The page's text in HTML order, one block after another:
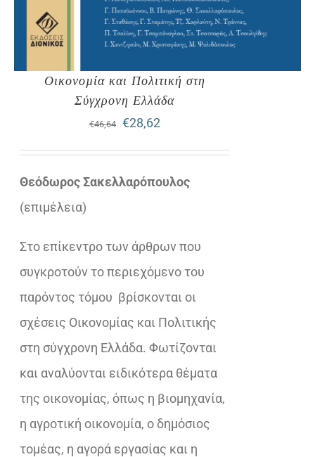
Οικονοµία και Πολιτική στη
Σύγχρονη Ελλάδα
€46,64
Original
price
was:
€28,62Η
τρέχουσα
Θεόδωρος Σακελλαρόπουλος
(επιµέλεια)
Στο επίκεντρο των άρθρων που
συγκροτούν το περιεχόμενο του
παρόντος τόμου βρίσκονται οι
σχέσεις Οικονομίας και Πολιτικής
στη σύγχρονη Ελλάδα. Φωτίζονται
και αναλύονται ειδικότερα θέματα
της οικονομίας, όπως η βιομηχανία,
η αγροτική οικονομία, ο δημόσιος
τομέας, η αγορά εργασίας και η